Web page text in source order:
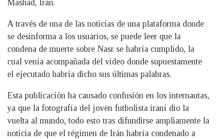
Mashad, Irán.
A través de una de las noticias de una plataforma donde
se desinforma a los usuarios, se puede leer que la
condena de muerte sobre Nasr se habría cumplido, la
cual venía acompañada del video donde supuestamente
el ejecutado habría dicho sus últimas palabras.
Esta publicación ha causado confusión en los internautas,
ya que la fotografía del joven futbolista iraní dio la
vuelta al mundo, todo esto tras difundirse ampliamente la
noticia de que el régimen de Irán habría condenado a